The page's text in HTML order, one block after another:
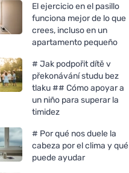
El ejercicio en el pasillo
funciona mejor de lo que
crees, incluso en un
apartamento pequeño
# Jak podpořit dítě v
překonávání studu bez
tlaku ## Cómo apoyar a
un niño para superar la
timidez
# Por qué nos duele la
cabeza por el clima y qué
puede ayudar